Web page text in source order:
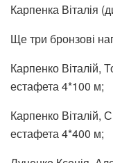
Карпенка Віталія
Ще три бронзові
Карпенко Віталій,
естафета 4*100 м;
Карпенко Віталій,
естафета 4*400 м;